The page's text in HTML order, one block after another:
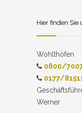
Hier finden Sie
Wohlthöfen
0800/
0177/
Werner